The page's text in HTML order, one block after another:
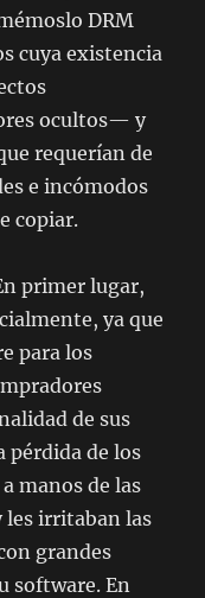
DRM
cuya existencia
ocultos— y
requerían de
e incómodos
copiar.
primer lugar,
ya que
para los
de sus
pérdida de los
manos de las
les irritaban las
grandes
software. En